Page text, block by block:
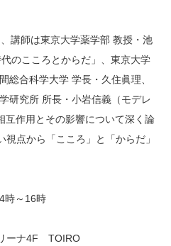
講師は東京大学薬学部 教授・池
のこころとからだ」、東京大学
総合科学大学 学長・久住眞理、
研究所 所長・小岩信義（モデレ
互作用とその影響について深く論
点から「こころ」と「からだ」
時～16時
リーナ4F TOIRO